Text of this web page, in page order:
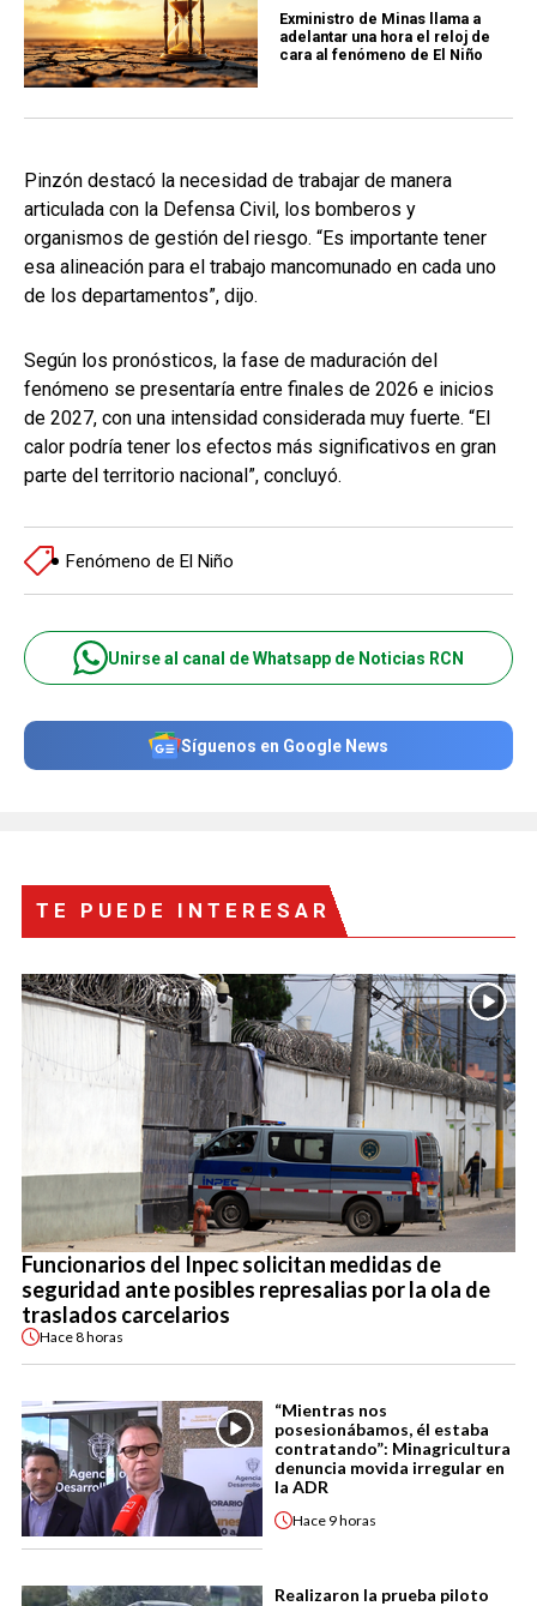
Exministro de Minas llama a
adelantar una hora el reloj de
cara al fenómeno de El Niño
Pinzón destacó la necesidad de trabajar de manera
articulada con la Defensa Civil, los bomberos y
organismos de gestión del riesgo. “Es importante tener
esa alineación para el trabajo mancomunado en cada uno
de los departamentos”, dijo.
Según los pronósticos, la fase de maduración del
fenómeno se presentaría entre finales de 2026 e inicios
de 2027, con una intensidad considerada muy fuerte. “El
calor podría tener los efectos más significativos en gran
parte del territorio nacional”, concluyó.
Fenómeno de El Niño
Unirse al canal de Whatsapp de Noticias RCN
Síguenos en Google News
TE PUEDE INTERESAR
Funcionarios del Inpec solicitan medidas de
seguridad ante posibles represalias por la ola de
traslados carcelarios
Hace8 horas
“Mientras nos
posesionábamos, él estaba
contratando”: Minagricultura
denuncia movida irregular en
la ADR
Hace 9 horas
Realizaron la prueba piloto